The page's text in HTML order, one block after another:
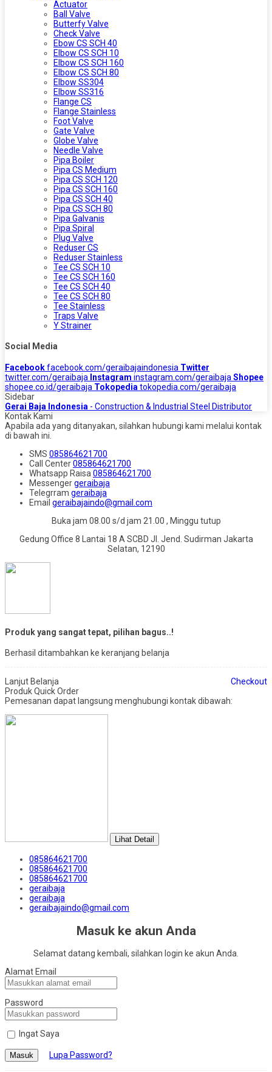
Actuator
Ball Valve
Butterfy Valve
Check Valve
Ebow CS SCH 40
Elbow CS SCH 10
Elbow CS SCH 160
Elbow CS SCH 80
Elbow SS304
Elbow SS316
Flange CS
Flange Stainless
Foot Valve
Gate Valve
Globe Valve
Needle Valve
Pipa Boiler
Pipa CS Medium
Pipa CS SCH 120
Pipa CS SCH 160
Pipa CS SCH 40
Pipa CS SCH 80
Pipa Galvanis
Pipa Spiral
Plug Valve
Reduser CS
Reduser Stainless
Tee CS SCH 10
Tee CS SCH 160
Tee CS SCH 40
Tee CS SCH 80
Tee Stainless
Traps Valve
Y Strainer
Social Media
Facebookfacebook.com/geraibajaindonesia Twitter
twitter.com/geraibaja Instagram instagram.com/geraibaja Shopee
shopee.co.id/geraibaja Tokopedia tokopedia.com/geraibaja
Sidebar
Gerai Baja Indonesia - Construction & Industrial Steel Distributor
Kontak Kami
Apabila ada yang ditanyakan, silahkan hubungi kami melalui kontak
di bawah ini.
SMS 085864621700
Call Center085864621700
Whatsapp Raisa 085864621700
Messengergeraibaja
Telegrram geraibaja
Email geraibajaindo@gmail.com
Buka jam 08.00 s/d jam 21.00 , Minggu tutup
Gedung Office 8 Lantai 18 A SCBD Jl. Jend. Sudirman Jakarta
Selatan, 12190
Produk yang sangat tepat, pilihan bagus..!
Berhasil ditambahkan ke keranjang belanja
Lanjut Belanja
Checkout
Produk Quick Order
Pemesanan dapat langsung menghubungi kontak dibawah:
Lihat Detail
085864621700
085864621700
085864621700
geraibaja
geraibaja
geraibajaindo@gmail.com
Masuk ke akun Anda
Selamat datang kembali, silahkan login ke akun Anda.
Alamat Email
Password
Ingat Saya
Masuk Lupa Password?